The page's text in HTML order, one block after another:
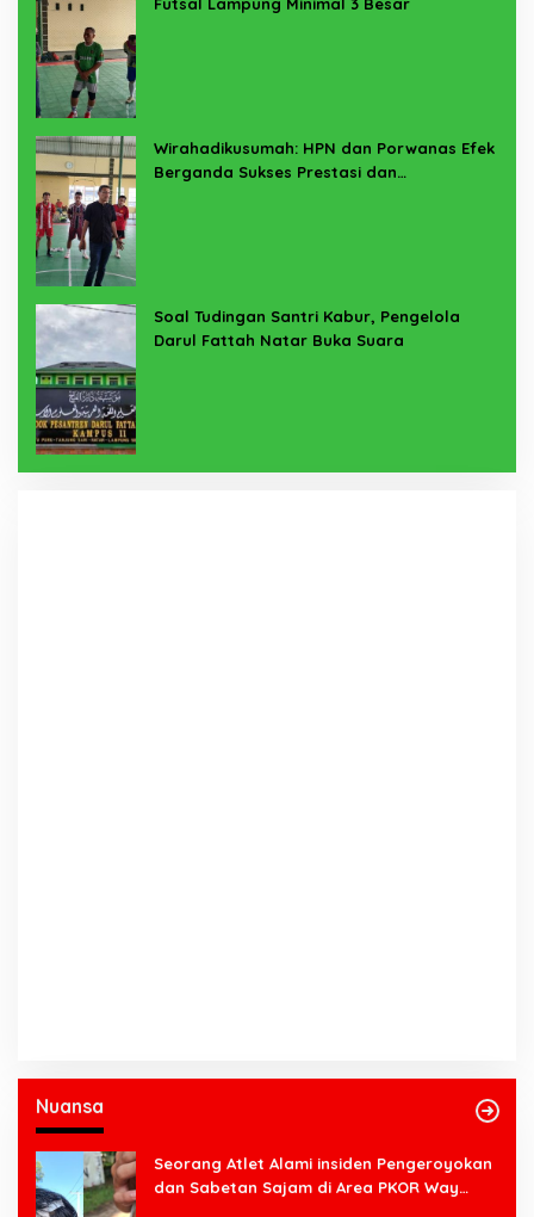
Futsal Lampung Minimal 3 Besar
Wirahadikusumah: HPN dan Porwanas Efek
Berganda Sukses Prestasi dan
Soal Tudingan Santri Kabur, Pengelola
Darul Fattah Natar Buka Suara
Nuansa
Seorang Atlet Alami insiden Pengeroyokan
dan Sabetan Sajam di Area PKOR Way